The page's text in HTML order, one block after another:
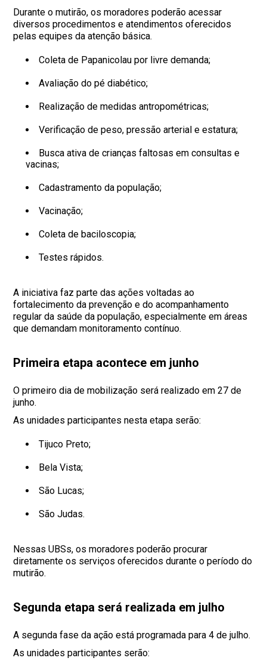
Durante o mutirão, os moradores poderão acessar
diversos procedimentos e atendimentos oferecidos
pelas equipes da atenção básica.
Coleta de Papanicolau por livre demanda;
Avaliação do pé diabético;
Realização de medidas antropométricas;
Verificação de peso, pressão arterial e estatura;
Busca ativa de crianças faltosas em consultas e
vacinas;
Cadastramento da população;
Vacinação;
Coleta de baciloscopia;
Testes rápidos.
A iniciativa faz parte das ações voltadas ao
fortalecimento da prevenção e do acompanhamento
regular da saúde da população, especialmente em áreas
que demandam monitoramento contínuo.
Primeira etapa acontece em junho
O primeiro dia de mobilização será realizado em 27 de
junho.
As unidades participantes nesta etapa serão:
Tijuco Preto;
Bela Vista;
São Lucas;
São Judas.
Nessas UBSs, os moradores poderão procurar
diretamente os serviços oferecidos durante o período do
mutirão.
Segunda etapa será realizada em julho
A segunda fase da ação está programada para 4 de julho.
As unidades participantes serão: